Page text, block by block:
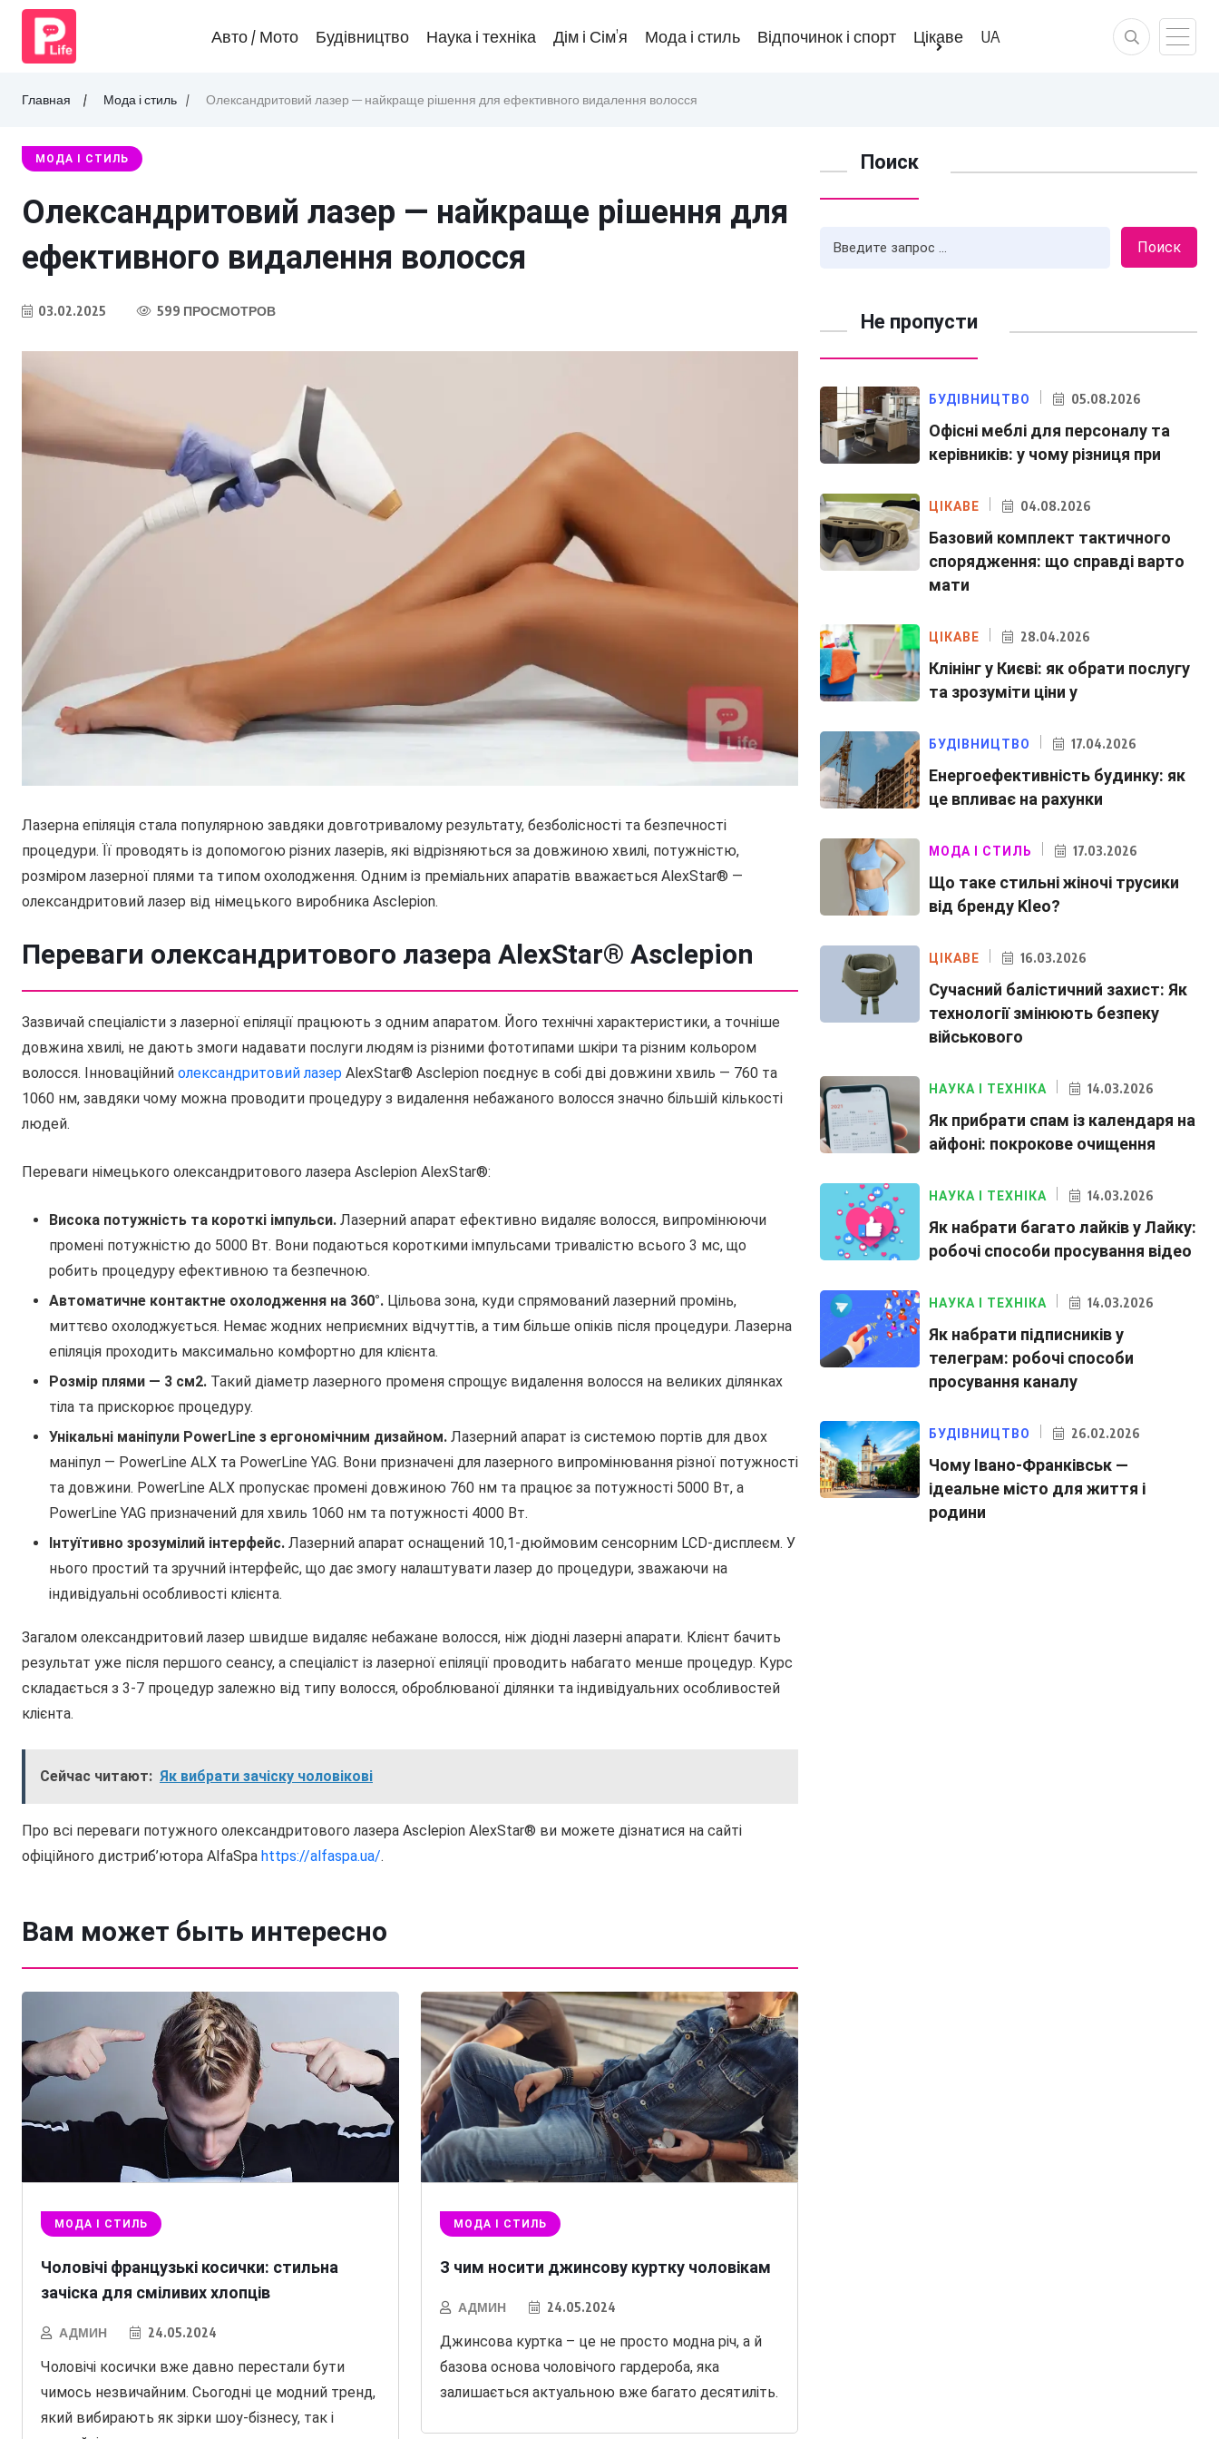
Авто / Мото Будівництво Наука і техніка Дім і Сім’я Мода і стиль Відпочинок і спорт Цікаве UA
Главная Мода і стиль Олександритовий лазер — найкраще рішення для ефективного видалення волосся
МОДА І СТИЛЬ
Олександритовий лазер — найкраще рішення для
ефективного видалення волосся
03.02.2025 599 ПРОСМОТРОВ
Лазерна епіляція стала популярною завдяки довготривалому результату, безболісності та безпечності
процедури. Її проводять із допомогою різних лазерів, які відрізняються за довжиною хвилі, потужністю,
розміром лазерної плями та типом охолодження. Одним із преміальних апаратів вважається AlexStar® —
олександритовий лазер від німецького виробника Asclepion.
Переваги олександритового лазера AlexStar® Asclepion
Зазвичай спеціалісти з лазерної епіляції працюють з одним апаратом. Його технічні характеристики, а точніше
довжина хвилі, не дають змоги надавати послуги людям із різними фототипами шкіри та різним кольором
волосся. Інноваційний олександритовий лазер AlexStar® Asclepion поєднує в собі дві довжини хвиль — 760 та
1060 нм, завдяки чому можна проводити процедуру з видалення небажаного волосся значно більшій кількості
людей.
Переваги німецького олександритового лазера Asclepion AlexStar®:
Висока потужність та короткі імпульси. Лазерний апарат ефективно видаляє волосся, випромінюючи
промені потужністю до 5000 Вт. Вони подаються короткими імпульсами тривалістю всього 3 мс, що
робить процедуру ефективною та безпечною.
Автоматичне контактне охолодження на 360°. Цільова зона, куди спрямований лазерний промінь,
миттєво охолоджується. Немає жодних неприємних відчуттів, а тим більше опіків після процедури. Лазерна
епіляція проходить максимально комфортно для клієнта.
Розмір плями — 3 см2. Такий діаметр лазерного променя спрощує видалення волосся на великих ділянках
тіла та прискорює процедуру.
Унікальні маніпули PowerLine з ергономічним дизайном. Лазерний апарат із системою портів для двох
маніпул — PowerLine ALX та PowerLine YAG. Вони призначені для лазерного випромінювання різної потужності
та довжини. PowerLine ALX пропускає промені довжиною 760 нм та працює за потужності 5000 Вт, а
PowerLine YAG призначений для хвиль 1060 нм та потужності 4000 Вт.
Інтуїтивно зрозумілий інтерфейс. Лазерний апарат оснащений 10,1-дюймовим сенсорним LCD-дисплеєм. У
нього простий та зручний інтерфейс, що дає змогу налаштувати лазер до процедури, зважаючи на
індивідуальні особливості клієнта.
Загалом олександритовий лазер швидше видаляє небажане волосся, ніж діодні лазерні апарати. Клієнт бачить
результат уже після першого сеансу, а спеціаліст із лазерної епіляції проводить набагато менше процедур. Курс
складається з 3-7 процедур залежно від типу волосся, оброблюваної ділянки та індивідуальних особливостей
клієнта.
Сейчас читают: Як вибрати зачіску чоловікові
Про всі переваги потужного олександритового лазера Asclepion AlexStar® ви можете дізнатися на сайті
офіційного дистриб’ютора AlfaSpa https://alfaspa.ua/.
Вам может быть интересно
МОДА І СТИЛЬ
Чоловічі французькі косички: стильна
зачіска для сміливих хлопців
АДМИН 24.05.2024
Чоловічі косички вже давно перестали бути
чимось незвичайним. Сьогодні це модний тренд,
який вибирають як зірки шоу-бізнесу, так і
МОДА І СТИЛЬ
З чим носити джинсову куртку чоловікам
АДМИН 24.05.2024
Джинсова куртка – це не просто модна річ, а й
базова основа чоловічого гардероба, яка
залишається актуальною вже багато десятиліть.
Поиск
Поиск
Не пропусти
БУДІВНИЦТВО 05.08.2026
Офісні меблі для персоналу та
керівників: у чому різниця при
ЦІКАВЕ 04.08.2026
Базовий комплект тактичного
спорядження: що справді варто
мати
ЦІКАВЕ 28.04.2026
Клінінг у Києві: як обрати послугу
та зрозуміти ціни у
БУДІВНИЦТВО 17.04.2026
Енергоефективність будинку: як
це впливає на рахунки
МОДА І СТИЛЬ 17.03.2026
Що таке стильні жіночі трусики
від бренду Kleo?
ЦІКАВЕ 16.03.2026
Сучасний балістичний захист: Як
технології змінюють безпеку
військового
НАУКА І ТЕХНІКА 14.03.2026
Як прибрати спам із календаря на
айфоні: покрокове очищення
НАУКА І ТЕХНІКА 14.03.2026
Як набрати багато лайків у Лайку:
робочі способи просування відео
НАУКА І ТЕХНІКА 14.03.2026
Як набрати підписників у
телеграм: робочі способи
просування каналу
БУДІВНИЦТВО 26.02.2026
Чому Івано-Франківськ —
ідеальне місто для життя і
родини